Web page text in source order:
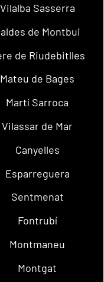
Vilalba Sasserra
de Montbui
de Riudebitlles
Mateu de Bages
Martí Sarroca
Vilassar de Mar
Canyelles
Esparreguera
Sentmenat
Fontrubí
Montmaneu
Montgat